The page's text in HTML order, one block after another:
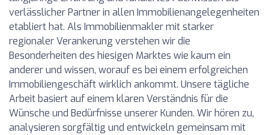
verlässlicher Partner in allen Immobilienangelegenheiten
etabliert hat. Als Immobilienmakler mit starker
regionaler Verankerung verstehen wir die
Besonderheiten des hiesigen Marktes wie kaum ein
anderer und wissen, worauf es bei einem erfolgreichen
Immobiliengeschäft wirklich ankommt. Unsere tägliche
Arbeit basiert auf einem klaren Verständnis für die
Wünsche und Bedürfnisse unserer Kunden. Wir hören zu,
analysieren sorgfältig und entwickeln gemeinsam mit